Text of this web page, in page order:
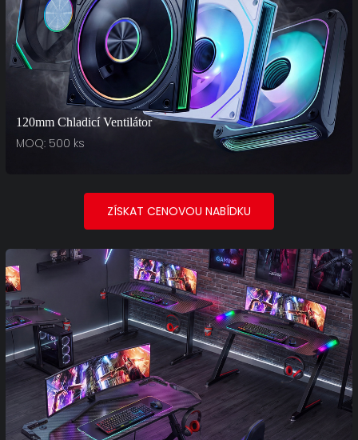
120mm Chladicí Ventilátor
MOQ: 500 ks
ZÍSKAT CENOVOU NABÍDKU